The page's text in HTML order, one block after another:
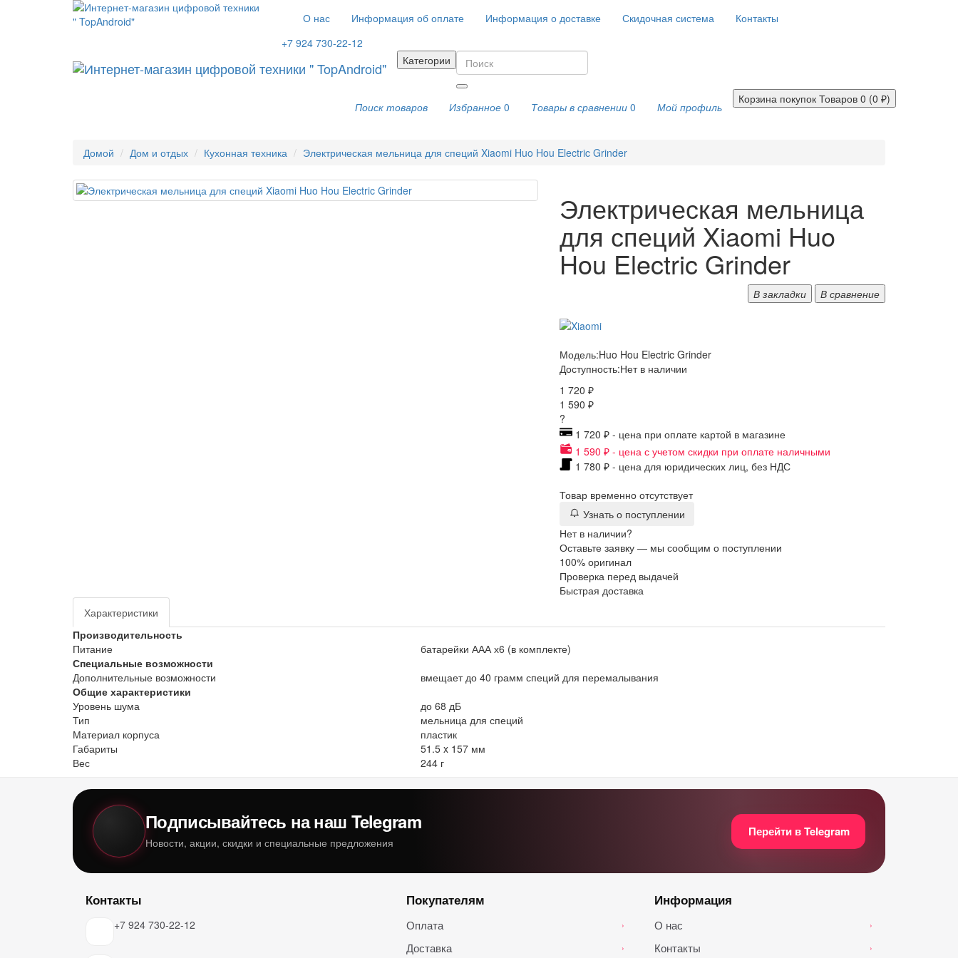
О нас Информация об оплате Информация о доставке Скидочная система
Контакты
+7 924 730-22-12
Категории
Поиск товаров Избранное 0 Товары в сравнении 0 Мой профиль
Корзина покупок Товаров 0 (0 ₽)
Домой Дом и отдых Кухонная техника Электрическая мельница для специй Xiaomi Huo Hou Electric Grinder
Электрическая мельница
для специй Xiaomi Huo
Hou Electric Grinder
В закладки В сравнение
Модель:Huo Hou Electric Grinder
Доступность:Нет в наличии
1 720 ₽
1 590 ₽
?
1 720 ₽ - цена при оплате картой в магазине
1 590 ₽ - цена с учетом скидки при оплате наличными
1 780 ₽ - цена для юридических лиц, без НДС
Товар временно отсутствует
Узнать о поступлении
Нет в наличии?
Оставьте заявку — мы сообщим о поступлении
100% оригинал
Проверка перед выдачей
Быстрая доставка
Характеристики
Производительность
Питание
батарейки ААА х6 (в комплекте)
Специальные возможности
Дополнительные возможности
вмещает до 40 грамм специй для перемалывания
Общие характеристики
Уровень шума
до 68 дБ
Тип
мельница для специй
Материал корпуса
пластик
Габариты
51.5 x 157 мм
Вес
244 г
Подписывайтесь на наш Telegram
Новости, акции, скидки и специальные предложения
Перейти в Telegram
Контакты
+7 924 730-22-12
Покупателям
Оплата ›
Доставка ›
Информация
О нас ›
Контакты ›